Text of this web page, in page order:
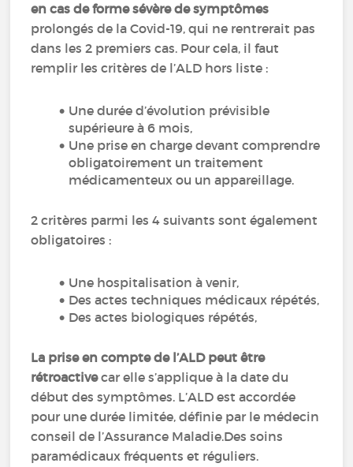
en cas de forme sévère de symptômes
prolongés de la Covid-19, qui ne rentrerait pas
dans les 2 premiers cas. Pour cela, il faut
remplir les critères de l’ALD hors liste :
Une durée d’évolution prévisible
supérieure à 6 mois,
Une prise en charge devant comprendre
obligatoirement un traitement
médicamenteux ou un appareillage.
2 critères parmi les 4 suivants sont également
obligatoires :
Une hospitalisation à venir,
Des actes techniques médicaux répétés,
Des actes biologiques répétés,
La prise en compte de l’ALD peut être
rétroactivecar elle s’applique à la date du
début des symptômes. L’ALD est accordée
pour une durée limitée, définie par le médecin
conseil de l’Assurance Maladie.Des soins
paramédicaux fréquents et réguliers.